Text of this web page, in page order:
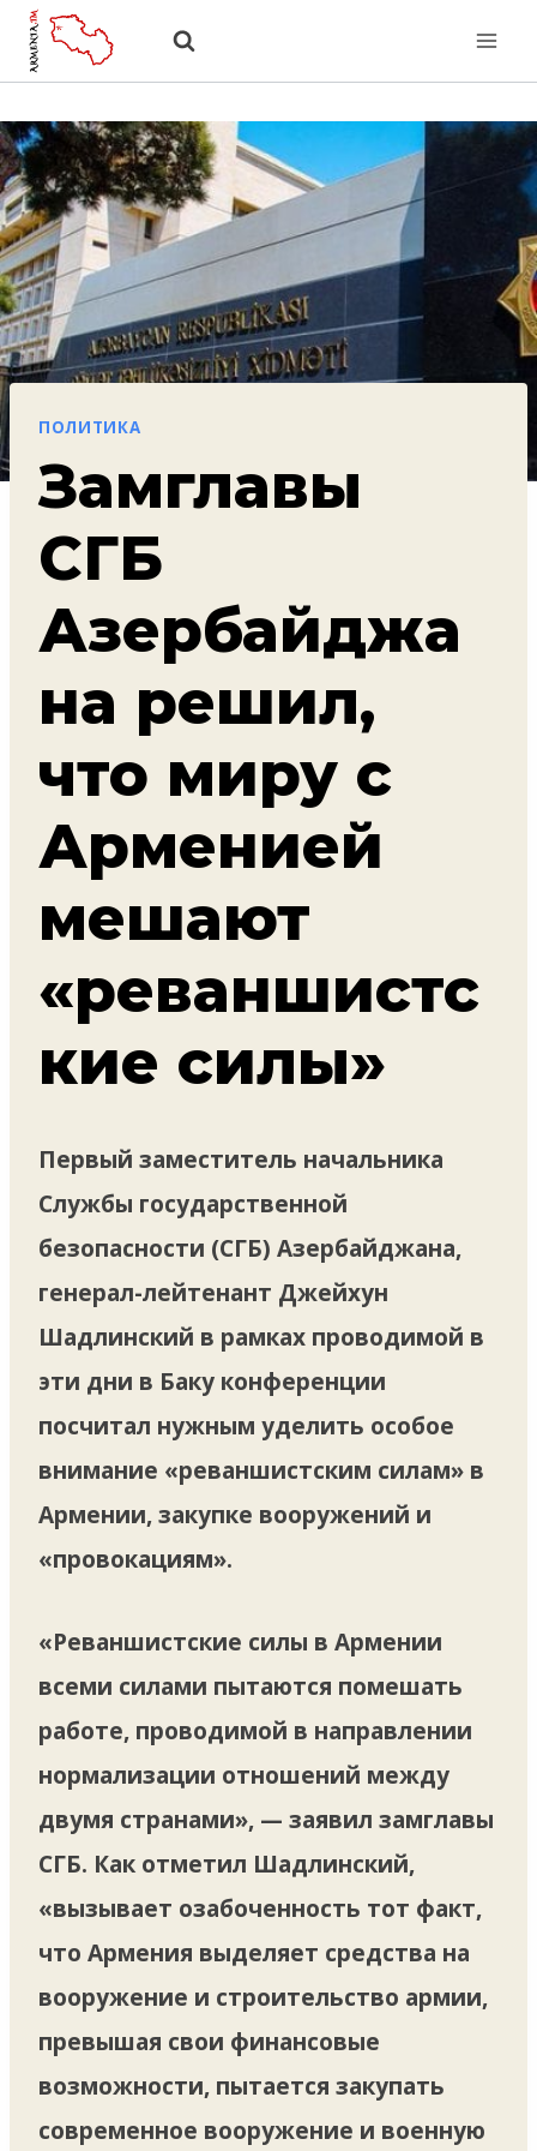
Перейти
ПОЛИТИКА
Замглавы
СГБ
Азербайджа
на решил,
что миру с
Арменией
мешают
«реваншистс
кие силы»
Первый заместитель начальника
Службы государственной
безопасности (СГБ) Азербайджана,
генерал-лейтенант Джейхун
Шадлинский в рамках проводимой в
эти дни в Баку конференции
посчитал нужным уделить особое
внимание «реваншистским силам» в
Армении, закупке вооружений и
«провокациям».
«Реваншистские силы в Армении
всеми силами пытаются помешать
работе, проводимой в направлении
нормализации отношений между
двумя странами», — заявил замглавы
СГБ. Как отметил Шадлинский,
«вызывает озабоченность тот факт,
что Армения выделяет средства на
вооружение и строительство армии,
превышая свои финансовые
возможности, пытается закупать
современное вооружение и военную